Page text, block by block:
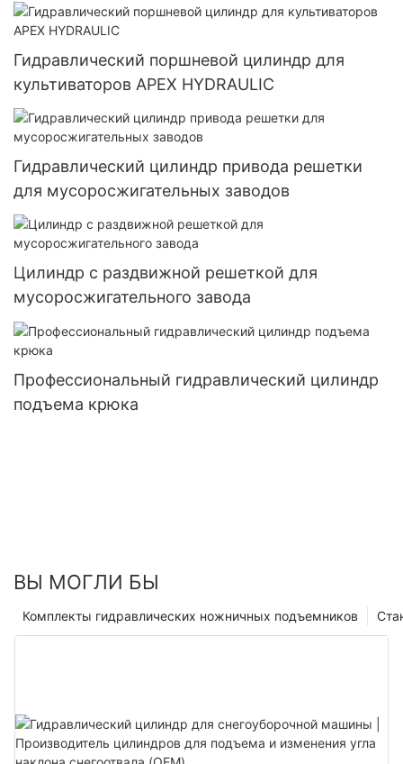
Гидравлический поршневой цилиндр для
культиваторов APEX HYDRAULIC
Гидравлический цилиндр привода решетки
для мусоросжигательных заводов
Цилиндр с раздвижной решеткой для
мусоросжигательного завода
Профессиональный гидравлический цилиндр
подъема крюка
ВЫ МОГЛИ БЫ
Комплекты гидравлических ножничных подъемников